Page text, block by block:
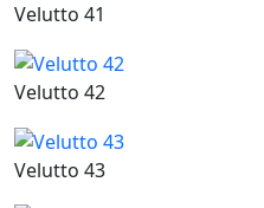
Velutto 41
Velutto 42
Velutto 43